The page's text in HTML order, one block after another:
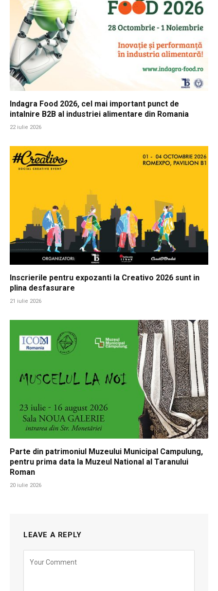
Indagra Food 2026, cel mai important punct de
intalnire B2B al industriei alimentare din Romania
22 iulie 2026
Inscrierile pentru expozanti la Creativo 2026 sunt in
plina desfasurare
21 iulie 2026
Parte din patrimoniul Muzeului Municipal Campulung,
pentru prima data la Muzeul National al Taranului
Roman
20 iulie 2026
LEAVE A REPLY